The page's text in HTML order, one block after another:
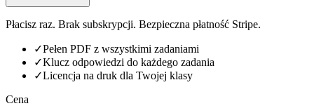
Płacisz raz. Brak subskrypcji. Bezpieczna płatność Stripe.
✓Pełen PDF z wszystkimi zadaniami
✓Klucz odpowiedzi do każdego zadania
✓Licencja na druk dla Twojej klasy
Cena